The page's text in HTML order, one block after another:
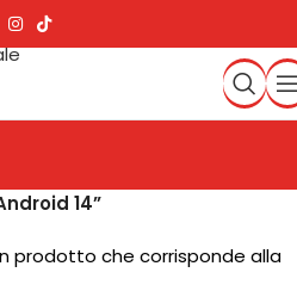
14”
prodotto che corrisponde alla